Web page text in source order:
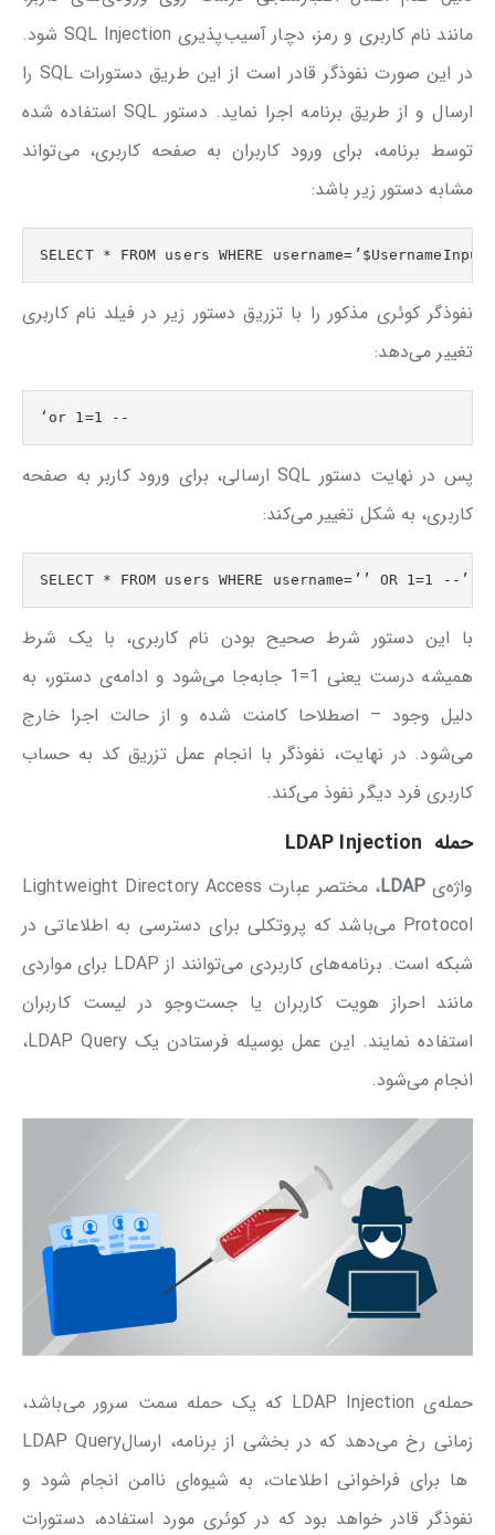
مانند نام کاربری و رمز، دچار آسیب‌پذیری SQL Injection شود.
در این صورت نفوذگر قادر است از این طریق دستورات SQL را
ارسال و از طریق برنامه اجرا نماید. دستور SQL استفاده شده
توسط برنامه، برای ورود کاربران به صفحه کاربری، می‌تواند
مشابه دستور زیر باشد:
SELECT * FROM users WHERE
نفوذگر کوئری مذکور را با تزریق دستور زیر در فیلد نام‌ کاربری
تغییر می‌دهد:
‘or 1=1 --
پس در نهایت دستور SQL ارسالی، برای ورود کاربر به صفحه
کاربری، به شکل تغییر می‌کند:
SELECT * FROM users WHERE username=’’ OR 1=1 --’
با این دستور شرط صحیح بودن نام کاربری، با یک شرط
همیشه درست یعنی 1=1 جابه‌جا می‌شود و ادامه‌ی دستور، به
دلیل وجود – اصطلاحا کامنت شده و از حالت اجرا خارج
می‌شود. در نهایت، نفوذگر با انجام عمل تزریق کد به حساب
کاربری فرد دیگر نفوذ می‌کند.
حمله
واژه‌ی LDAP
، مختصر عبارت Lightweight Directory Access
Protocol می‌باشد که پروتکلی برای دسترسی به اطلاعاتی در
شبکه است. برنامه‌های کاربردی می‌توانند از LDAP برای مواردی
مانند احراز هویت کاربران یا جست‌و‌جو در لیست کاربران
استفاده نمایند. این عمل بوسیله فرستادن یک LDAP Query،
انجام می‌شود.
حمله‌ی LDAP Injection که یک حمله سمت سرور می‌باشد،
زمانی‌ رخ می‌دهد که در بخشی از برنامه، ارسالLDAP Query
ها برای فراخوانی اطلاعات، به شیوه‌ای ناامن انجام ‌شود و
نفوذگر قادر خواهد بود که در کوئری مورد استفاده، دستورات